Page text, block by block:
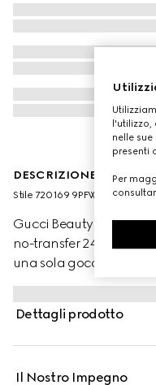
DESCRIZIONE DEL
Stile ‎720169 9PFWW 9160
Gucci Beauty presenta
no-transfer 24 ore di
una sola goccia di
finitura opaca e
aiuta a lenirla,
naturale. Attraverso la
garantisce una
Dettagli prodotto
Il Nostro Impegno
nelle
presenti
Per